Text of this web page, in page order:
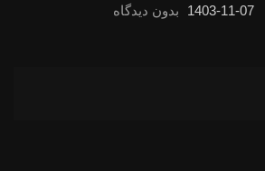
1403-11-07
بدون دیدگاه